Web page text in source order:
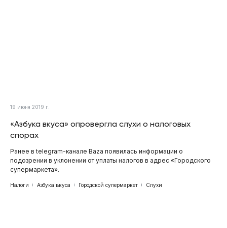
19 июня 2019 г.
«Азбука вкуса» опровергла слухи о налоговых
спорах
Ранее в telegram-канале Baza появилась информации о
подозрении в уклонении от уплаты налогов в адрес «Городского
супермаркета».
Налоги Азбука вкуса Городской супермаркет Слухи